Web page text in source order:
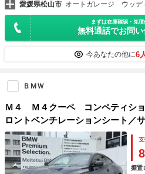
愛媛県松山市 オートガレージ ウッデ
まずは在庫確認・見積
無料通話でお問
今あなたの他に6
ＢＭＷ
Ｍ４ Ｍ４クーペ コンペティ
ロントベンチレーションシート／
パーキングアシストプラス／オー
ーボントリム／１９・２０インチ
ー
据置